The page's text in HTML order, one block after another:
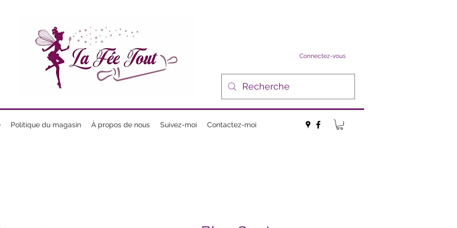
Connectez-vous
Politique du magasin À propos de nous Suivez-moi Contactez-moi